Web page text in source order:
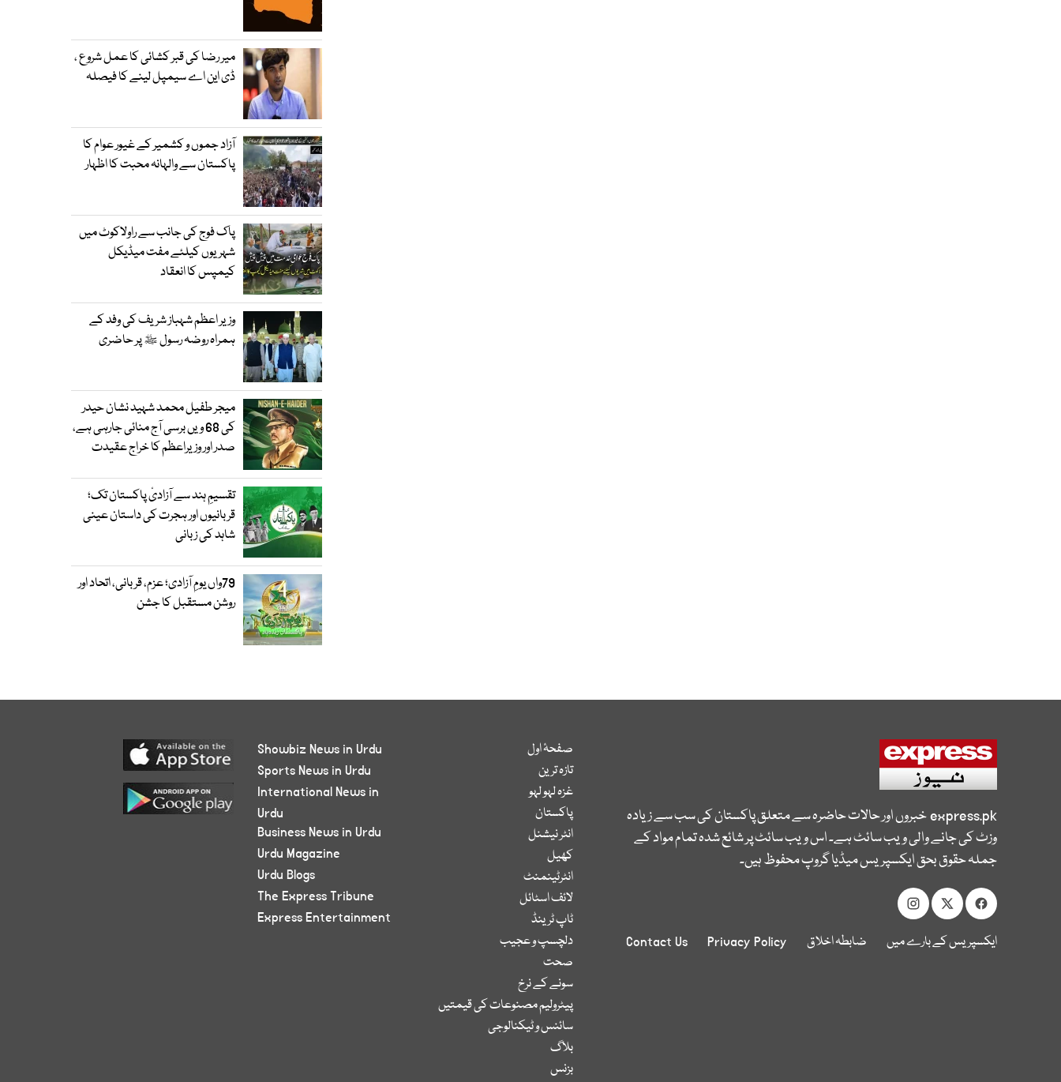
میر رضا کی قبر کشائی کا عمل شروع ،
ڈی این اے سیمپل لینے کا فیصلہ
آزاد جموں و کشمیر کے غیور عوام کا
پاکستان سے والہانہ محبت کا اظہار
پاک فوج کی جانب سے راولاکوٹ میں
شہریوں کیلئے مفت میڈیکل
کیمپس کا انعقاد
وزیر اعظم شہباز شریف کی وفد کے
ہمراہ روضہ رسول ﷺ پر حاضری
میجر طفیل محمد شہید نشان حیدر
کی 68 ویں برسی آج منائی جارہی ہے،
صدر اور وزیراعظم کا خراج عقیدت
تقسیمِ ہند سے آزادیٔ پاکستان تک؛
قربانیوں اور ہجرت کی داستان عینی
شاہد کی زبانی
79واں یومِ آزادی؛ عزم، قربانی، اتحاد اور
روشن مستقبل کا جشن
express.pkخبروں اور حالات حاضرہ سے متعلق پاکستان کی سب سے زیادہ
وزٹ کی جانے والی ویب سائٹ ہے۔ اس ویب سائٹ پر شائع شدہ تمام مواد کے
جملہ حقوق بحق ایکسپریس میڈیا گروپ محفوظ ہیں۔
ایکسپریس کے بارے میں ضابطہ اخلاق Privacy Policy
Contact Us
صفحۂ اول
تازہ ترین
غزہ لہو لہو
پاکستان
انٹر نیشنل
کھیل
انٹرٹینمنٹ
لائف اسٹائل
ٹاپ ٹرینڈ
دلچسپ و عجیب
صحت
سونے کے نرخ
پیٹرولیم مصنوعات کی قیمتیں
سائنس و ٹیکنالوجی
بلاگ
بزنس
Showbiz News in Urdu
Sports News in Urdu
International News in
Urdu
Business News in Urdu
Urdu Magazine
Urdu Blogs
The Express Tribune
Express Entertainment